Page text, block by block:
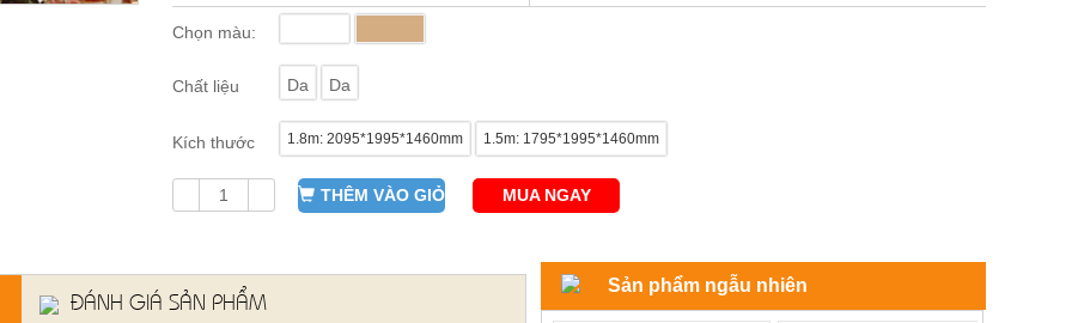
Chọn màu:
Chất liệu Da Da
Kích thước 1.8m: 2095*1995*1460mm 1.5m: 1795*1995*1460mm
THÊM VÀO GIỎ MUA NGAY
ĐÁNH GIÁ SẢN PHẨM
Sản phẩm ngẫu nhiên